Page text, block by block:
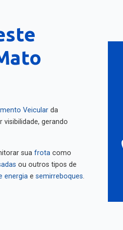
Veicular
da
visibilidade, gerando
sua frota
ou outros tipos de
energia semirreboques